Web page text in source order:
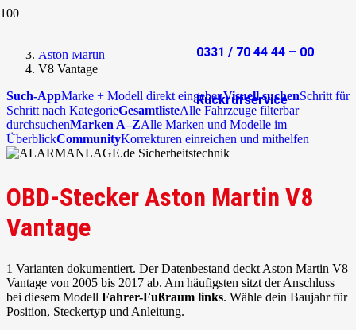
0331 / 70 44 44 – 00
Rückrufservice
Aston Martin
V8 Vantage
Such-AppMarke + Modell direkt eingebenVisuell suchenSchritt für
Schritt nach KategorieGesamtlisteAlle Fahrzeuge filterbar
durchsuchenMarken A–ZAlle Marken und Modelle im
ÜberblickCommunityKorrekturen einreichen und mithelfen
OBD-Stecker Aston Martin V8
Vantage
1 Varianten dokumentiert. Der Datenbestand deckt Aston Martin V8
Vantage von 2005 bis 2017 ab. Am häufigsten sitzt der Anschluss
bei diesem Modell Fahrer-Fußraum links. Wähle dein Baujahr für
Position, Steckertyp und Anleitung.